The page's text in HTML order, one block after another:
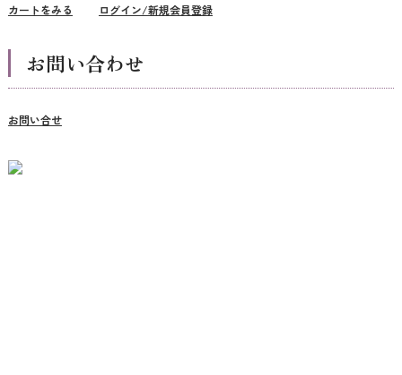
カートをみる ログイン/新規会員登録
お問い合わせ
お問い合せ